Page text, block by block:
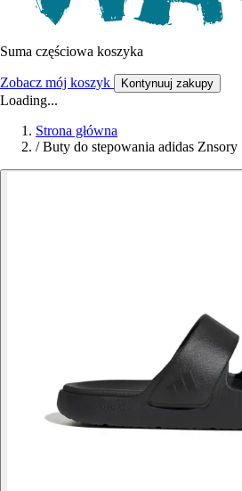
Suma częściowa koszyka
Zobacz mój koszyk Kontynuuj zakupy
Loading...
Strona główna
/ Buty do stepowania adidas Znsory